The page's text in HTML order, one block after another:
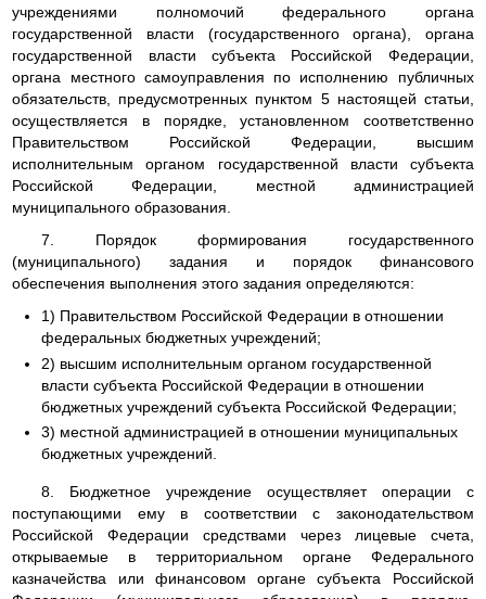
учреждениями полномочий федерального органа
государственной власти (государственного органа), органа
государственной власти субъекта Российской Федерации,
органа местного самоуправления по исполнению публичных
обязательств, предусмотренных пунктом 5 настоящей статьи,
осуществляется в порядке, установленном соответственно
Правительством Российской Федерации, высшим
исполнительным органом государственной власти субъекта
Российской Федерации, местной администрацией
муниципального образования.
7. Порядок формирования государственного
(муниципального) задания и порядок финансового
обеспечения выполнения этого задания определяются:
1) Правительством Российской Федерации в отношении
федеральных бюджетных учреждений;
2) высшим исполнительным органом государственной
власти субъекта Российской Федерации в отношении
бюджетных учреждений субъекта Российской Федерации;
3) местной администрацией в отношении муниципальных
бюджетных учреждений.
8. Бюджетное учреждение осуществляет операции с
поступающими ему в соответствии с законодательством
Российской Федерации средствами через лицевые счета,
открываемые в территориальном органе Федерального
казначейства или финансовом органе субъекта Российской